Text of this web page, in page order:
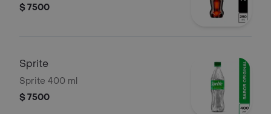
$ 7500
Sprite
Sprite 400 ml
$ 7500